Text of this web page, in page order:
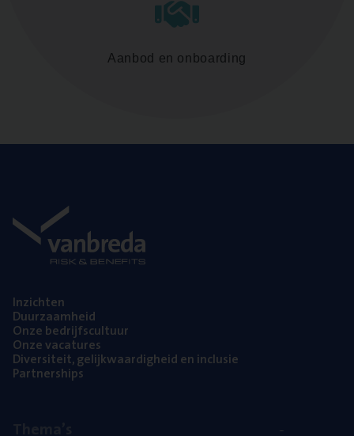
Aanbod en onboarding
Inzich­ten
Duur­zaam­heid
Onze bedrijfs­cul­tuur
Onze vaca­tu­res
Diver­si­teit, gelijk­waar­dig­heid en inclusie
Part­ner­ships